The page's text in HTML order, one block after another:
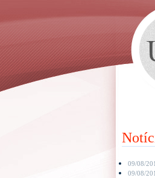
09/08/
09/08/